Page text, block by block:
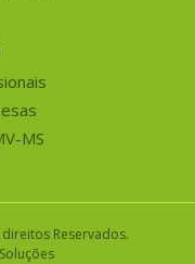
MS
direitos Reservados.